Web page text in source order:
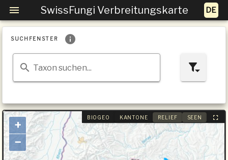
SwissFungi Verbreitungskarte
SUCHFENSTER
Taxon suchen...
BIOGEO KANTONE RELIEF SEEN
+
−